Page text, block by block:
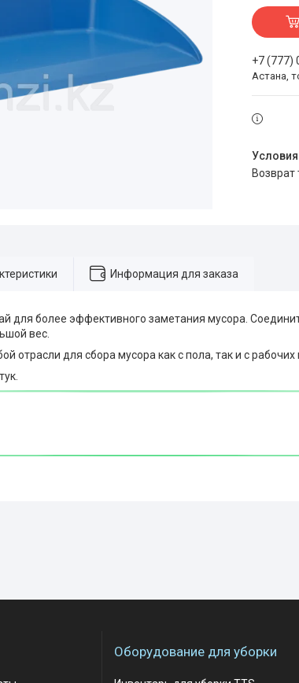
+7 (777)
Астана,
Информация для заказа
для более эффективного заметания мусора.
вес.
отрасли для сбора мусора как с пола, так и с рабочих
Оборудование для уборки